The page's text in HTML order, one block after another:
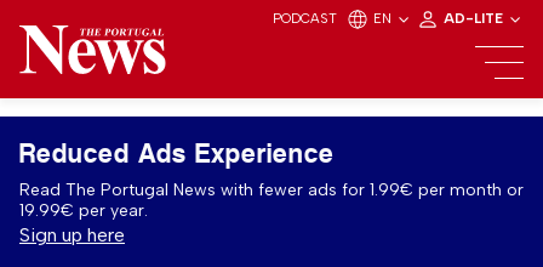
PODCAST EN AD-LITE
Reduced Ads Experience
Read The Portugal News with fewer ads for 1.99€ per month or
19.99€ per year.
Sign up here